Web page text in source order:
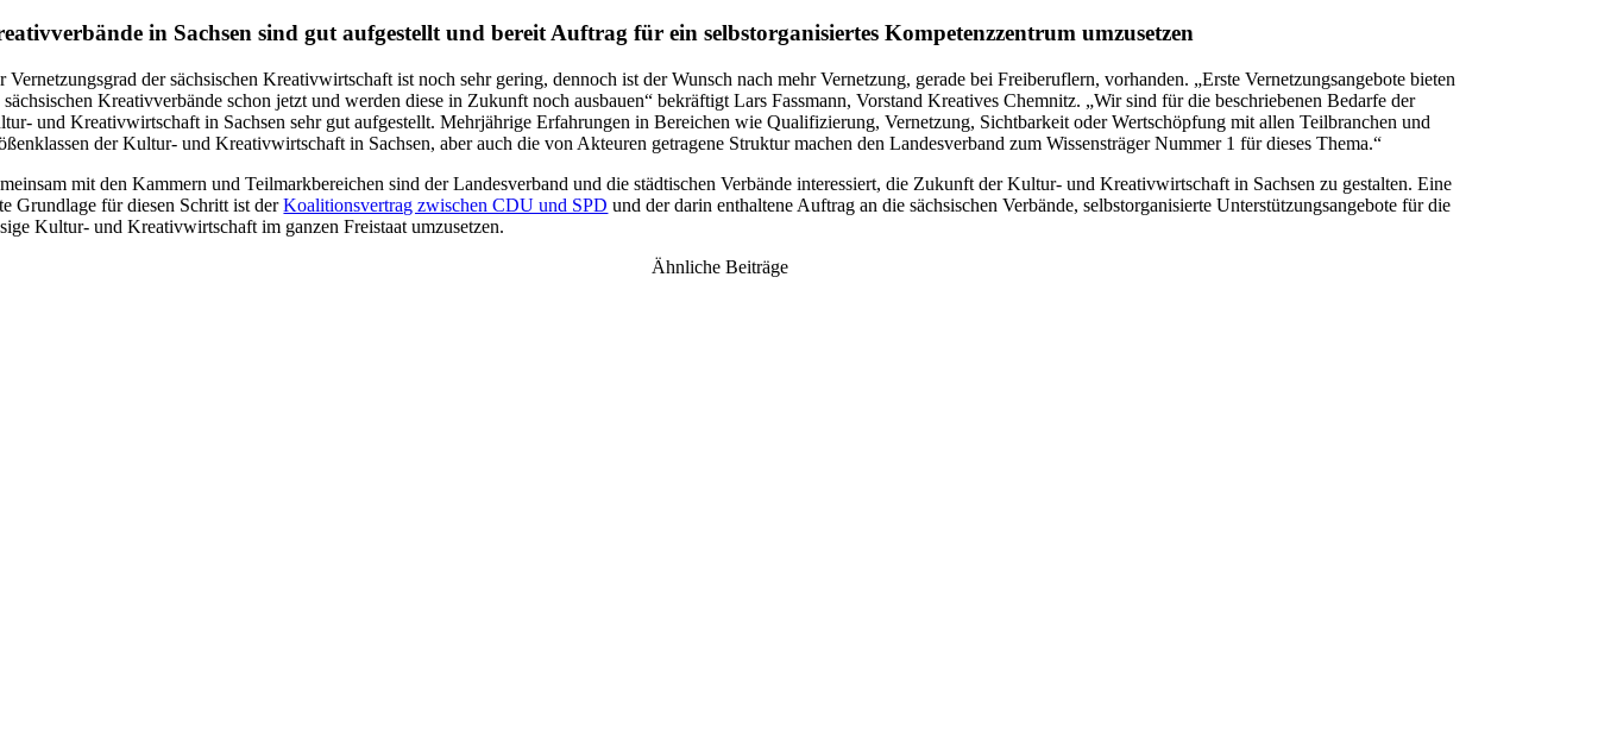
in Sachsen sind gut aufgestellt und bereit Auftrag für ein selbstorganisiertes Kompetenzzentrum umzusetzen
Vernetzungsgrad der sächsischen Kreativwirtschaft ist noch sehr gering, dennoch ist der Wunsch nach mehr Vernetzung, gerade bei Freiberuflern, vorhanden. „Erste Vernetzungsangebote bieten
sächsischen Kreativverbände schon jetzt und werden diese in Zukunft noch ausbauen“ bekräftigt Lars Fassmann, Vorstand Kreatives Chemnitz. „Wir sind für die beschriebenen Bedarfe der
und Kreativwirtschaft in Sachsen sehr gut aufgestellt. Mehrjährige Erfahrungen in Bereichen wie Qualifizierung, Vernetzung, Sichtbarkeit oder Wertschöpfung mit allen Teilbranchen und
der Kultur- und Kreativwirtschaft in Sachsen, aber auch die von Akteuren getragene Struktur machen den Landesverband zum Wissensträger Nummer 1 für dieses Thema.“
mit den Kammern und Teilmarkbereichen sind der Landesverband und die städtischen Verbände interessiert, die Zukunft der Kultur- und Kreativwirtschaft in Sachsen zu gestalten. Eine
Grundlage für diesen Schritt ist derKoalitionsvertrag zwischen CDU und SPD und der darin enthaltene Auftrag an die sächsischen Verbände, selbstorganisierte Unterstützungsangebote für die
Kultur- und Kreativwirtschaft im ganzen Freistaat umzusetzen.
Ähnliche Beiträge